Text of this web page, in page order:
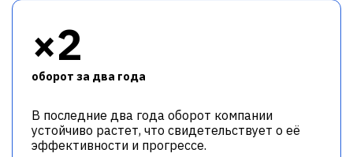
×2
оборот за два года
В последние два года оборот компании
устойчиво растет, что свидетельствует о её
эффективности и прогрессе.